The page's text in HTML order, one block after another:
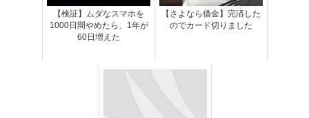
【検証】ムダなスマホを
1000日間やめたら、1年が
60日増えた
【さよなら借金】完済した
のでカード切りました